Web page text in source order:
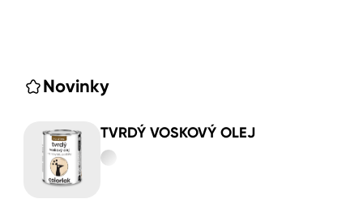
Novinky
TVRDÝ VOSKOVÝ OLEJ